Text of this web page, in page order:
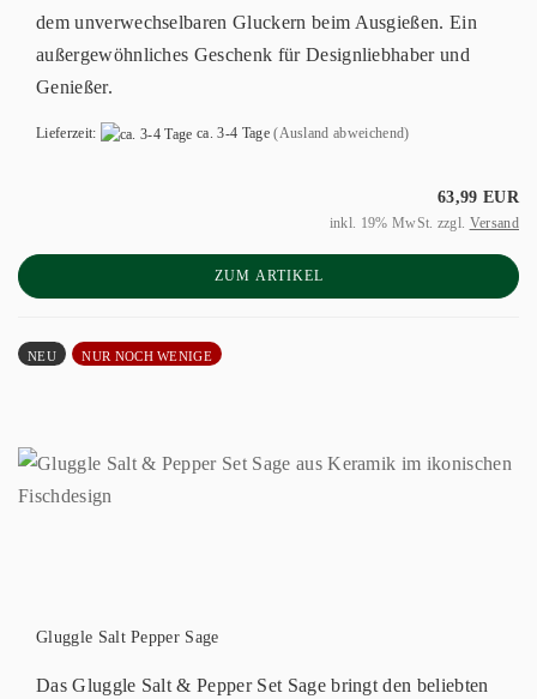
dem unverwechselbaren Gluckern beim Ausgießen. Ein
außergewöhnliches Geschenk für Designliebhaber und
Genießer.
Lieferzeit: ca. 3-4 Tage (Ausland abweichend)
63,99 EUR
inkl. 19% MwSt. zzgl. Versand
ZUM ARTIKEL
NEU NUR NOCH WENIGE
Gluggle Salt Pepper Sage
Das Gluggle Salt & Pepper Set Sage bringt den beliebten